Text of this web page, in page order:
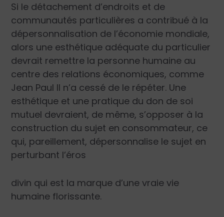
Si le détachement d’endroits et de
communautés particulières a contribué à la
dépersonnalisation de l’économie mondiale,
alors une esthétique adéquate du particulier
devrait remettre la personne humaine au
centre des relations économiques, comme
Jean Paul II n’a cessé de le répéter. Une
esthétique et une pratique du don de soi
mutuel devraient, de même, s’opposer à la
construction du sujet en consommateur, ce
qui, pareillement, dépersonnalise le sujet en
perturbant l’éros
divin qui est la marque d’une vraie vie
humaine florissante.